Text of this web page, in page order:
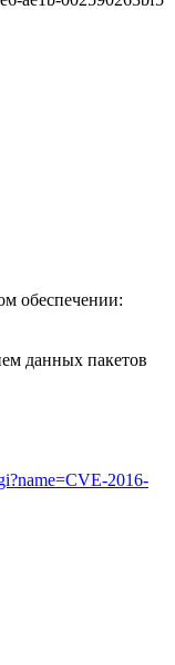
обеспечении:
данных пакетов
2016-